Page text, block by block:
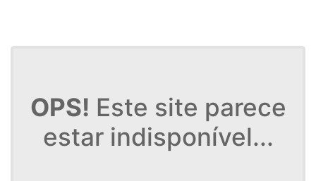
OPS! Este site parece
estar indisponível...